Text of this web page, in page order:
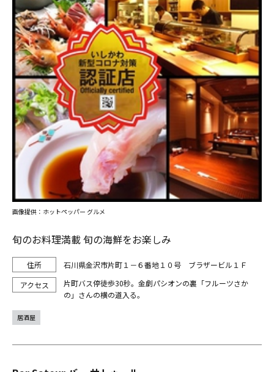
旬のお料理満載 旬の海鮮をお楽しみ
石川県金沢市片町１－６番地１０号 ブラザービル１Ｆ
片町バス停徒歩30秒。金劇パシオンの裏「フルーツさか
の」さんの横の道入る。
画像提供：ホットペッパー グルメ
居酒屋